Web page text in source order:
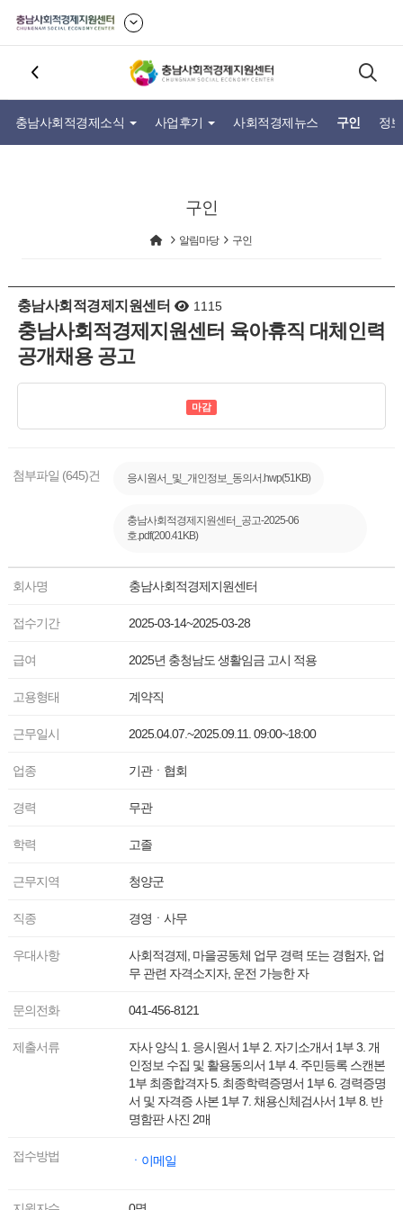
충남사회적경제소식 사업후기 사회적경제뉴스 구인 정
구인
알림마당 구인
충남사회적경제지원센터 1115
충남사회적경제지원센터 육아휴직 대체인력
공개채용 공고
마감
첨부파일 (645)건 응시원서_및_개인정보_동의서.hwp(51KB)
충남사회적경제지원센터_공고-2025-06
호.pdf(200.41KB)
회사명 충남사회적경제지원센터
접수기간 2025-03-14~2025-03-28
급여 2025년 충청남도 생활임금 고시 적용
고용형태 계약직
근무일시 2025.04.07.~2025.09.11. 09:00~18:00
업종 기관ㆍ협회
경력 무관
학력 고졸
근무지역 청양군
직종 경영ㆍ사무
우대사항
사회적경제, 마을공동체 업무 경력 또는 경험자, 업
무 관련 자격소지자, 운전 가능한 자
문의전화 041-456-8121
제출서류
자사 양식 1. 응시원서 1부 2. 자기소개서 1부 3. 개
인정보 수집 및 활용동의서 1부 4. 주민등록 스캔본
1부 최종합격자 5. 최종학력증명서 1부 6. 경력증명
서 및 자격증 사본 1부 7. 채용신체검사서 1부 8. 반
명함판 사진 2매
접수방법 ㆍ이메일